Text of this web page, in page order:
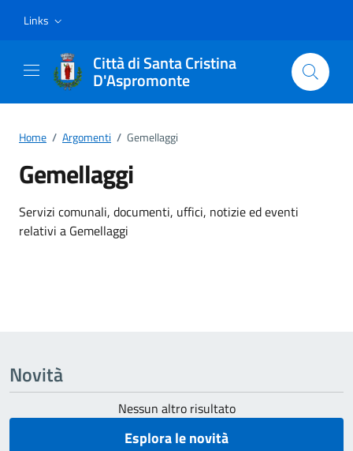
Links
Città di Santa Cristina
D'Aspromonte
Home / Argomenti / Gemellaggi
Gemellaggi
Dettagli dell'argomento
Servizi comunali, documenti, uffici, notizie ed eventi
relativi a Gemellaggi
Novità
Nessun altro risultato
Esplora le novità